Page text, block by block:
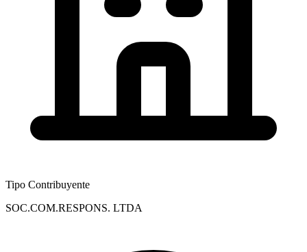
Tipo Contribuyente
SOC.COM.RESPONS. LTDA